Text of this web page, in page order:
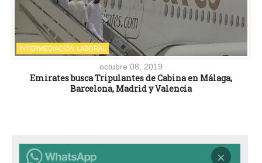
INTERMEDIACIÓN LABORAL
octubre 08, 2019
Emirates busca Tripulantes de Cabina en Málaga,
Barcelona, Madrid y Valencia